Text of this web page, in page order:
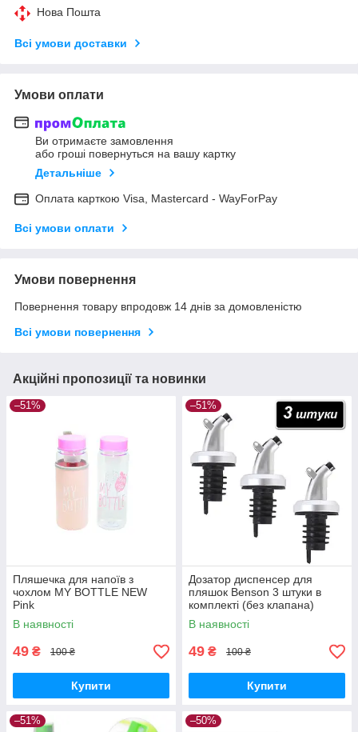
Нова Пошта
Всі умови доставки
Умови оплати
Ви отримаєте замовлення
або гроші повернуться на вашу картку
Детальніше
Оплата карткою Visa, Mastercard - WayForPay
Всі умови оплати
Умови повернення
Повернення товару впродовж 14 днів за домовленістю
Всі умови повернення
Акційні пропозиції та новинки
–51%
Пляшечка для напоїв з
чохлом MY BOTTLE NEW
Pink
В наявності
49 ₴ 100 ₴
Купити
–51%
Дозатор диспенсер для
пляшок Benson 3 штуки в
комплекті (без клапана)
В наявності
49 ₴ 100 ₴
Купити
–51% –50%